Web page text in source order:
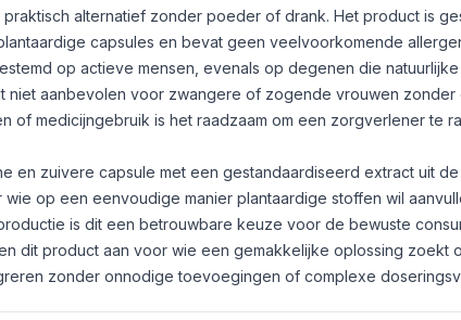
alternatief zonder poeder of drank. Het product is
capsules en bevat geen veelvoorkomende
op actieve mensen, evenals op degenen die
aanbevolen voor zwangere of zogende vrouwen zonder
of medicijngebruik is het raadzaam om een zorgverlener te
en zuivere capsule met een gestandaardiseerd extract uit
op een eenvoudige manier plantaardige stoffen wil
is dit een betrouwbare keuze voor de bewuste
dit product aan voor wie een gemakkelijke oplossing zoekt
zonder onnodige toevoegingen of complexe